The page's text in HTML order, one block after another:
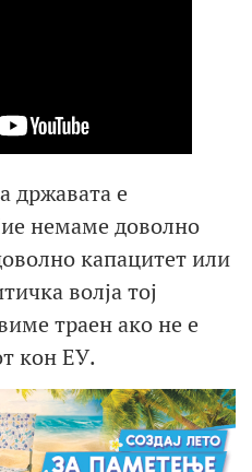
државата е
немаме доволно
капацитет или
волја тој
траен ако не е
кон ЕУ.